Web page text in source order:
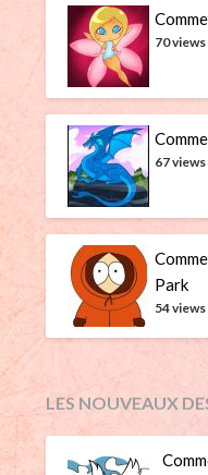
70 views
67 views
Park
54 views
LES NOUVEAUX